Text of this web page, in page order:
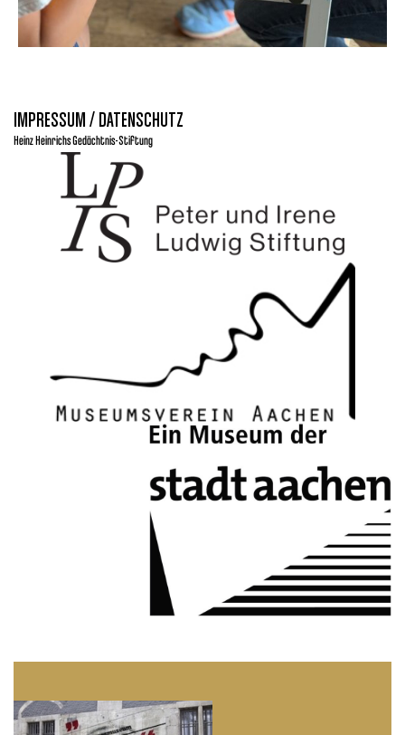
IMPRESSUM / DATENSCHUTZ
Heinz Heinrichs Gedächtnis-Stiftung